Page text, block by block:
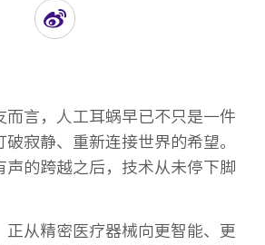
而言，人工耳蜗早已不只是一件
寂静、重新连接世界的希望。
声的跨越之后，技术从未停下脚
正从精密医疗器械向更智能、更